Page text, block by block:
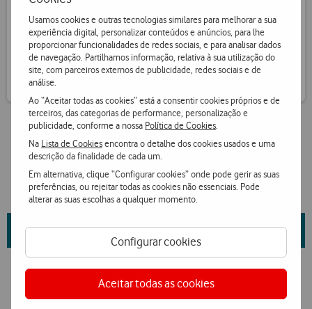
Usamos cookies e outras tecnologias similares para melhorar a sua
experiência digital, personalizar conteúdos e anúncios, para lhe
proporcionar funcionalidades de redes sociais, e para analisar dados
de navegação. Partilhamos informação, relativa à sua utilização do
site, com parceiros externos de publicidade, redes sociais e de
análise.
Ao “Aceitar todas as cookies” está a consentir cookies próprios e de
terceiros, das categorias de performance, personalização e
publicidade, conforme a nossa Política de Cookies
Na Lista de Cookiesencontra o detalhe dos cookies usados e uma
descrição da finalidade de cada um.
Em alternativa, clique “Configurar cookies” onde pode gerir as suas
preferências, ou rejeitar todas as cookies não essenciais. Pode
alterar as suas escolhas a qualquer momento.
Configurar cookies
Aceitar todas as cookies
Receba informação de pontos por SMS
Saiba mais sobre as propriedades da marca e fornecedoraqui.
Ver condições Loja Online